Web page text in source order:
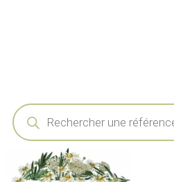
Recherche
de
produits